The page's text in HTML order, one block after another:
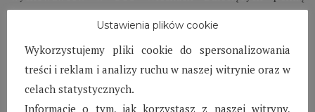
Głównym zadaniem rodziców jest przygotowanie
wychowanków do samodzielności. Prowadzą dom,
opiekują się dziećmi, planują ich rozwój, dbają o
wypełnianie obowiązku szkolnego, współpracują ze szkołą
Ustawienia plików cookie
Wykorzystujemy pliki cookie do spersonalizowania
treści i reklam i analizy ruchu w naszej witrynie oraz w
celach statystycznych.
Informacje o tym, jak korzystasz z naszej witryny,